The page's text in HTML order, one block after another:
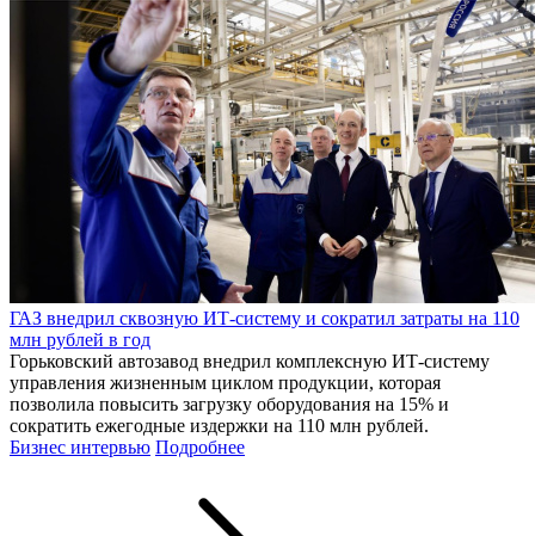
ГАЗ внедрил сквозную ИТ-систему и сократил затраты на 110
млн рублей в год
Горьковский автозавод внедрил комплексную ИТ-систему
управления жизненным циклом продукции, которая
позволила повысить загрузку оборудования на 15% и
сократить ежегодные издержки на 110 млн рублей.
Бизнес интервью Подробнее